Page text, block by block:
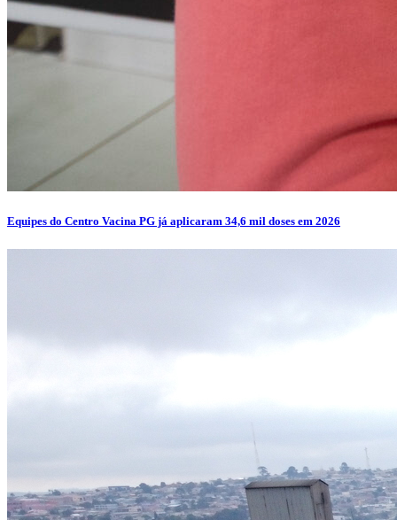
Equipes do Centro Vacina PG já aplicaram 34,6 mil doses em 2026